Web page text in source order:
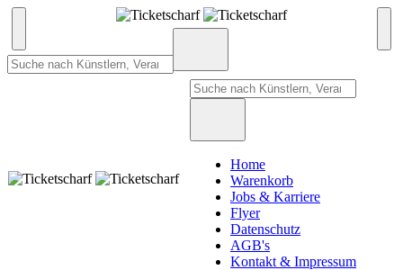
Home
Warenkorb
Jobs & Karriere
Flyer
Datenschutz
AGB's
Kontakt & Impressum